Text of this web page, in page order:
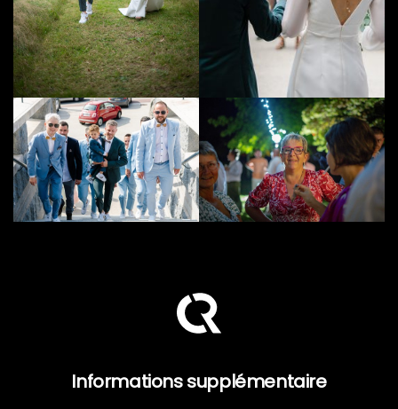
Informations supplémentaire